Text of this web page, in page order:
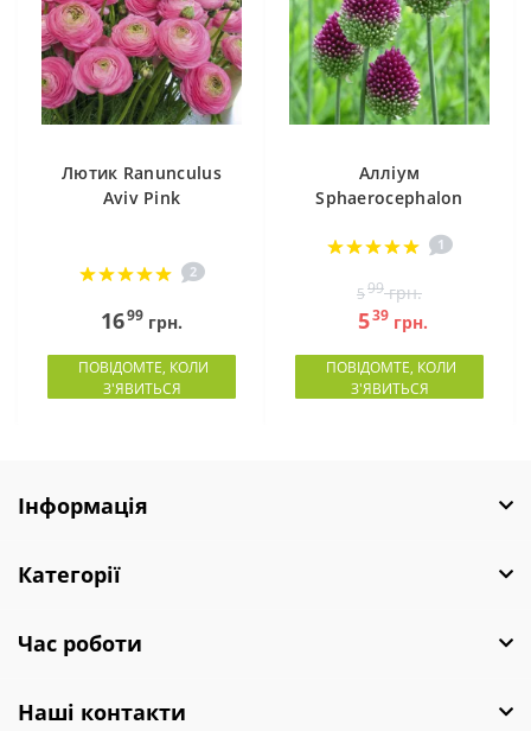
Лютик Ranunculus
Aviv Pink
2
1699 грн.
ПОВІДОМТЕ, КОЛИ
З'ЯВИТЬСЯ
Алліум
Sphaerocephalon
1
599грн.
539грн.
ПОВІДОМТЕ, КОЛИ
З'ЯВИТЬСЯ
Інформація
Категорії
Час роботи
Наші контакти